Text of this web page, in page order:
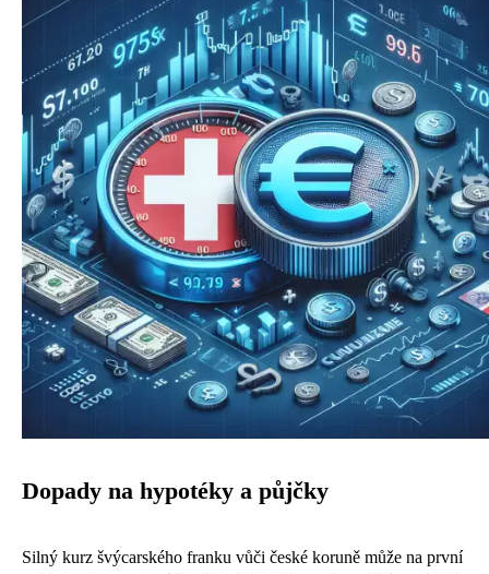
Dopady na hypotéky a půjčky
Silný kurz švýcarského franku vůči české koruně může na první